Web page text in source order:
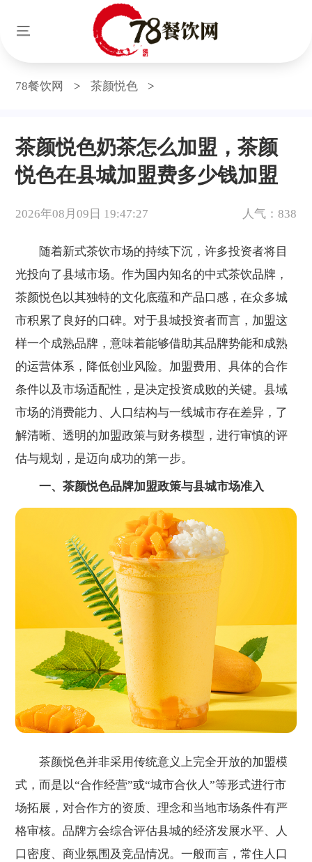
78餐饮网 > 茶颜悦色 >
茶颜悦色奶茶怎么加盟，茶颜
悦色在县城加盟费多少钱加盟
2026年08月09日 19:47:27 人气：838
随着新式茶饮市场的持续下沉，许多投资者将目
光投向了县域市场。作为国内知名的中式茶饮品牌，
茶颜悦色以其独特的文化底蕴和产品口感，在众多城
市积累了良好的口碑。对于县城投资者而言，加盟这
样一个成熟品牌，意味着能够借助其品牌势能和成熟
的运营体系，降低创业风险。加盟费用、具体的合作
条件以及市场适配性，是决定投资成败的关键。县域
市场的消费能力、人口结构与一线城市存在差异，了
解清晰、透明的加盟政策与财务模型，进行审慎的评
估与规划，是迈向成功的第一步。
一、茶颜悦色品牌加盟政策与县城市场准入
茶颜悦色并非采用传统意义上完全开放的加盟模
式，而是以“合作经营”或“城市合伙人”等形式进行市
场拓展，对合作方的资质、理念和当地市场条件有严
格审核。品牌方会综合评估县城的经济发展水平、人
口密度、商业氛围及竞品情况。一般而言，常住人口